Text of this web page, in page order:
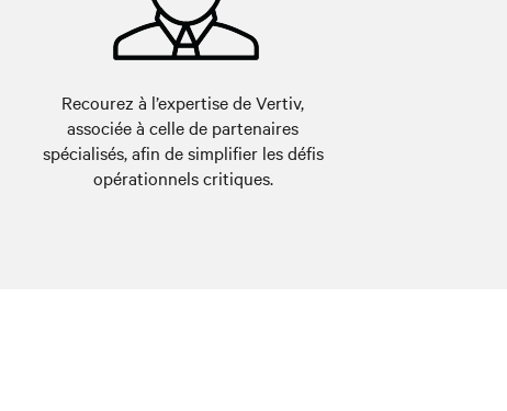
Recourez à l’expertise de Vertiv,
associée à celle de partenaires
spécialisés, afin de simplifier les défis
opérationnels critiques.